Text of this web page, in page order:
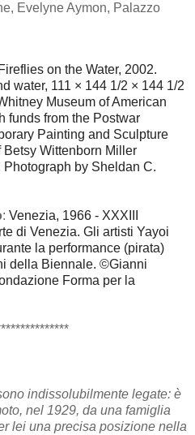
Evelyne Aymon, Palazzo
on the Water, 2002.
water, 111 × 144 1/2 × 144 1/2
Museum of American
funds from the Postwar
Painting and Sculpture
Wittenborn Miller
by Sheldan C.
: Venezia, 1966 - XXXIII
di Venezia. Gli artisti Yayoi
la performance (pirata)
della Biennale. ©Gianni
Forma per la
indissolubilmente legate: è
nel 1929, da una famiglia
lei una precisa posizione nella